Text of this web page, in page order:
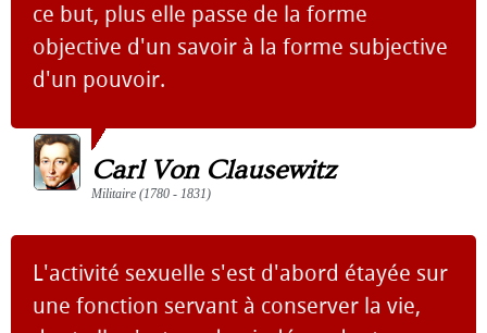
ce but, plus elle passe de la forme
objective d'un savoir à la forme subjective
d'un pouvoir.
Carl Von Clausewitz
Militaire (1780 - 1831)
L'activité sexuelle s'est d'abord étayée sur
une fonction servant à conserver la vie,